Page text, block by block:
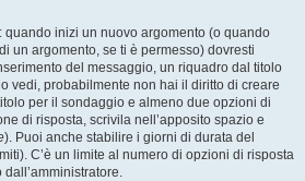
inizi un nuovo argomento (o quando
un argomento, se ti è permesso) dovresti
del messaggio, un riquadro dal titolo
vedi, probabilmente non hai il diritto di creare
per il sondaggio e almeno due opzioni di
di risposta, scrivila nell’apposito spazio e
). Puoi anche stabilire i giorni di durata del
C’è un limite al numero di opzioni di risposta